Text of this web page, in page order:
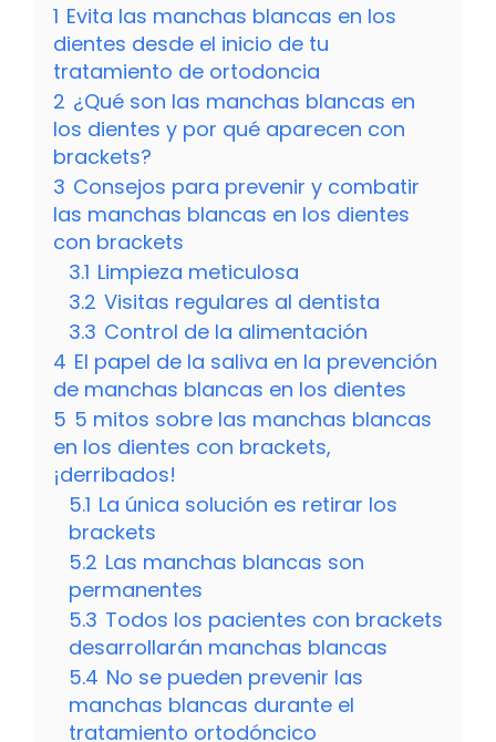
1 Evita las manchas blancas en los
dientes desde el inicio de tu
tratamiento de ortodoncia
2 ¿Qué son las manchas blancas en
los dientes y por qué aparecen con
brackets?
3 Consejos para prevenir y combatir
las manchas blancas en los dientes
con brackets
3.1 Limpieza meticulosa
3.2 Visitas regulares al dentista
3.3 Control de la alimentación
4 El papel de la saliva en la prevención
de manchas blancas en los dientes
5 5 mitos sobre las manchas blancas
en los dientes con brackets,
¡derribados!
5.1 La única solución es retirar los
brackets
5.2 Las manchas blancas son
permanentes
5.3 Todos los pacientes con brackets
desarrollarán manchas blancas
5.4 No se pueden prevenir las
manchas blancas durante el
tratamiento ortodóncico